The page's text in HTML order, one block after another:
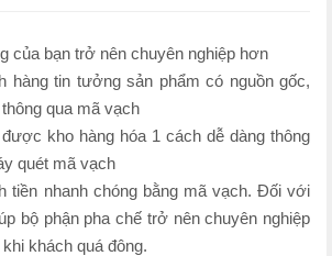
của bạn trở nên chuyên nghiệp hơn
hàng tin tưởng sản phẩm có nguồn gốc,
qua mã vạch
kho hàng hóa 1 cách dễ dàng thông
quét mã vạch
tiền nhanh chóng bằng mã vạch. Đối với
bộ phận pha chế trở nên chuyên nghiệp
khách quá đông.